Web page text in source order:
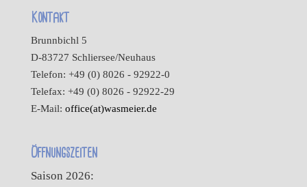
Kontakt
Brunnbichl 5
D-83727 Schliersee/Neuhaus
Telefon: +49 (0) 8026 - 92922-0
Telefax: +49 (0) 8026 - 92922-29
E-Mail: office(at)wasmeier.de
Öffnungszeiten
Saison 2026: